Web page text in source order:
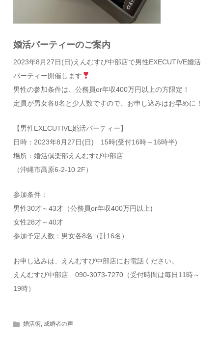
婚活パーティーのご案内
2023年8月27日(日)えんむすび中部店で男性EXECUTIVE婚活
パーティー開催します
男性の参加条件は、公務員or年収400万円以上の方限定！
定員が男女各8名と少人数ですので、お申し込みはお早めに！
【男性EXECUTIVE婚活パーティー】
日時：2023年8月27日(日) 15時(受付16時～16時半)
場所：婚活倶楽部えんむすび中部店
（沖縄市高原6-2-10 2F）
参加条件：
男性30才～43才（公務員or年収400万円以上)
女性28才～40才
参加予定人数：男女各8名（計16名）
お申し込みは、えんむすび中部店にお電話ください。
えんむすび中部店 090-3073-7270（受付時間は毎日11時～
19時）
婚活術, 成婚者の声